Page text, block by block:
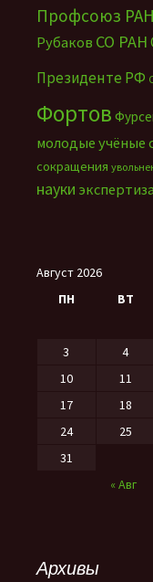
Профсоюз РАН
Рубаков СО РАН
Президенте РФ
Фортов
молодые учёные
сокращения
науки экспертиза
Август 2026
ПН
ВТ
« Авг
3
4
10
11
17
18
24
25
31
Архивы